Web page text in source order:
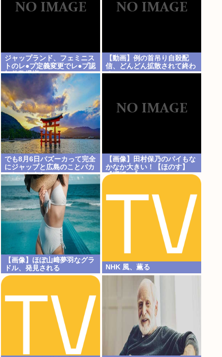
ジャップランド、フェミニス
トのレ●プ定義変更でレ●プ認
知件数爆増www
【動画】例の首吊り自殺配
信、どんどん拡散されて終わ
るwww
でも8月6日バズーカって完全
にジャップと広島のことバカ
にしてたよな
【画像】田村保乃のパイもな
かなか大きい！【ほのす】
【櫻坂46】
【画像】ほぼ山﨑夢羽なグラ
ドル、発見される
NHK 風、薫る